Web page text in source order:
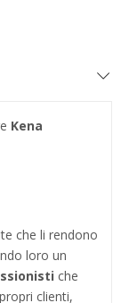
Kena
che li rendono
loro un
che
clienti,